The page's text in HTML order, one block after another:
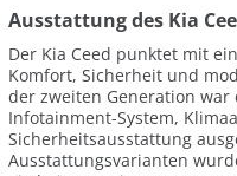
Ausstattung des Kia
Der Kia Ceed punktet mit
Komfort, Sicherheit und
der zweiten Generation war
Infotainment-System,
Sicherheitsausstattung
Ausstattungsvarianten